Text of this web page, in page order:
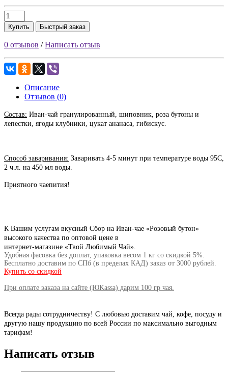
Купить Быстрый заказ
0 отзывов /Написать отзыв
Описание
Отзывов (0)
Состав: Иван-чай гранулированный, шиповник, роза бутоны и
лепестки, ягоды клубники, цукат ананаса, гибискус.
Способ заваривания: Заваривать 4-5 минут при температуре воды 95C,
2 ч.л. на 450 мл воды.
Приятного чаепития!
К Вашим услугам вкусный Сбор на Иван-чае «Розовый бутон»
высокого качества по оптовой цене в
интернет-магазине «Твой Любимый Чай».
Удобная фасовка без доплат, упаковка весом 1 кг со скидкой 5%.
Бесплатно доставим по СПб (в пределах КАД) заказ от 3000 рублей.
Купить со скидкой
При оплате заказа на сайте (ЮKassa) дарим 100 гр чая.
Всегда рады сотрудничеству! С любовью доставим чай, кофе, посуду и
другую нашу продукцию по всей России по максимально выгодным
тарифам!
Написать отзыв